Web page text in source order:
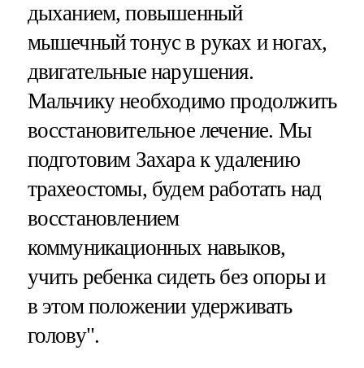
дыханием, повышенный
мышечный тонус в руках и ногах,
двигательные нарушения.
Мальчику необходимо продолжить
восстановительное лечение. Мы
подготовим Захара к удалению
трахеостомы, будем работать над
восстановлением
коммуникационных навыков,
учить ребенка сидеть без опоры и
в этом положении удерживать
голову".